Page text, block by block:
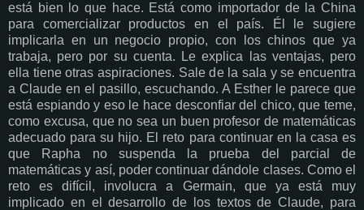
está bien lo que hace. Está como importador de la China
para comercializar productos en el país. Él le sugiere
implicarla en un negocio propio, con los chinos que ya
trabaja, pero por su cuenta. Le explica las ventajas, pero
ella tiene otras aspiraciones. Sale de la sala y se encuentra
a Claude en el pasillo, escuchando. A Esther le parece que
está espiando y eso le hace desconfiar del chico, que teme,
como excusa, que no sea un buen profesor de matemáticas
adecuado para su hijo. El reto para continuar en la casa es
que Rapha no suspenda la prueba del parcial de
matemáticas y así, poder continuar dándole clases. Como el
reto es difícil, involucra a Germain, que ya está muy
implicado en el desarrollo de los textos de Claude, para